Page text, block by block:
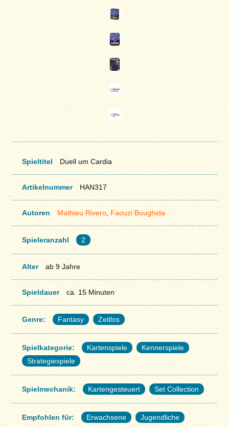
Spieltitel Duell um Cardia
Artikelnummer HAN317
Autoren Mathieu Rivero, Faouzi Boughida
Spieleranzahl 2
Alter ab 9 Jahre
Spieldauer ca. 15 Minuten
Genre: Fantasy Zeitlos
Spielkategorie: Kartenspiele
Kennerspiele
Strategiespiele
Spielmechanik: Kartengesteuert Set Collection
Empfohlen für: Erwachsene Jugendliche